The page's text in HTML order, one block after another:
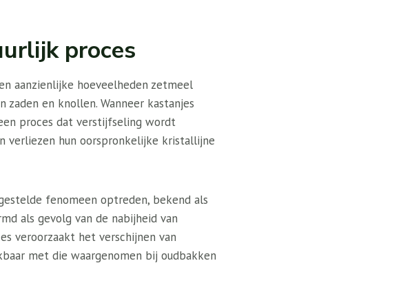
proces
aanzienlijke hoeveelheden zetmeel
en knollen. Wanneer kastanjes
proces dat verstijfseling wordt
verliezen hun oorspronkelijke kristallijne
fenomeen optreden, bekend als
als gevolg van de nabijheid van
veroorzaakt het verschijnen van
met die waargenomen bij oudbakken